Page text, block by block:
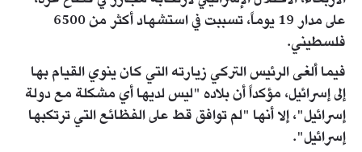
على مدار 19 يوماً، تسببت في استشهاد أكثر من 6500
فلسطيني.
فيما ألغى الرئيس التركي زيارته التي كان ينوي القيام بها
إلى إسرائيل، مؤكداً أن بلاده "ليس لديها أي مشكلة مع دولة
إسرائيل"، إلا أنها "لم توافق قط على الفظائع التي ترتكبها
إسرائيل".